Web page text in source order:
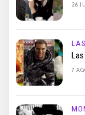
26
7